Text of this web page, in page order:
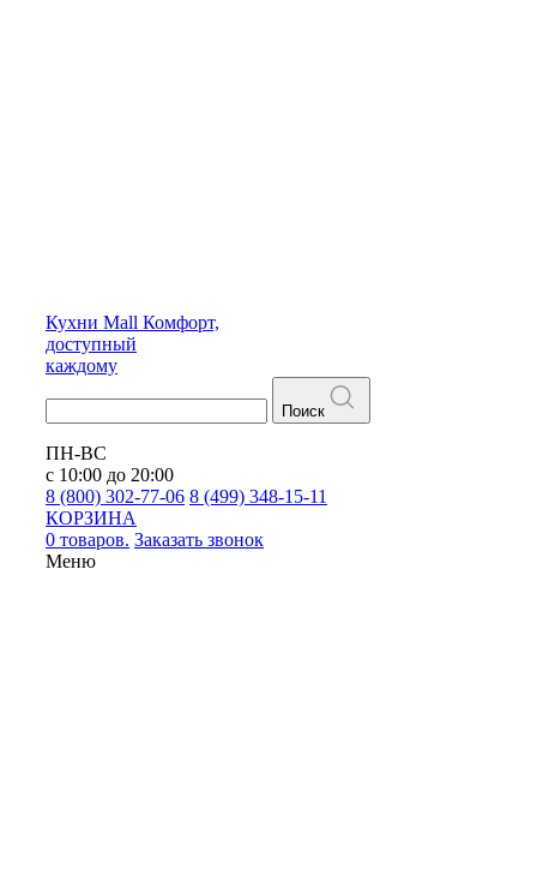
Кухни Mall Комфорт,
доступный
каждому
Поиск
ПН-ВС
с 10:00 до 20:00
8 (800) 302-77-06 8 (499) 348-15-11
КОРЗИНА
0 товаров. Заказать звонок
Меню